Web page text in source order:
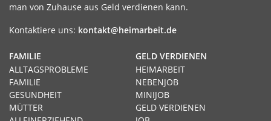
man von Zuhause aus Geld verdienen kann.
Kontaktiere uns: kontakt@heimarbeit.de
GELD VERDIENEN
HEIMARBEIT
NEBENJOB
MINIJOB
GELD VERDIENEN
FAMILIE
ALLTAGSPROBLEME
FAMILIE
GESUNDHEIT
MÜTTER